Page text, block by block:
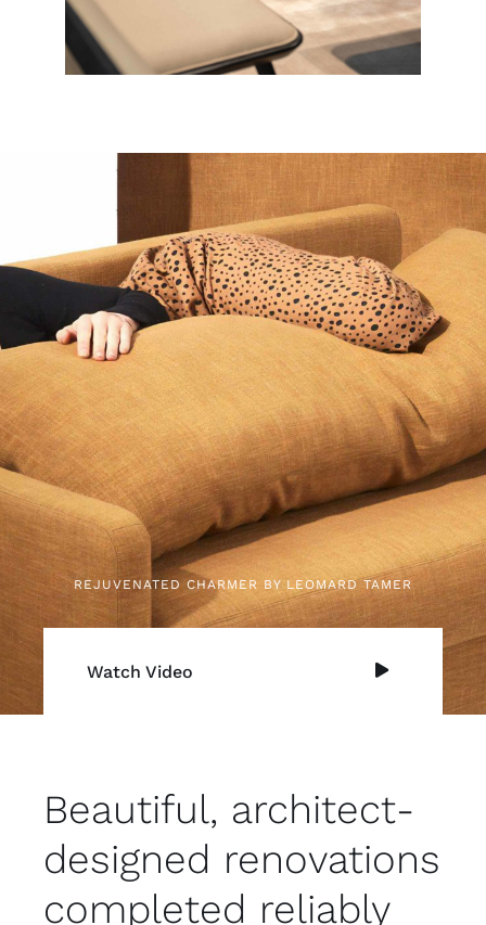
REJUVENATED CHARMER BY LEOMARD TAMER
Watch Video
Beautiful, architect-
designed renovations
completed reliably